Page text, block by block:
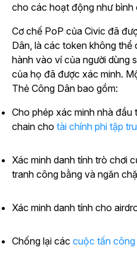
cho các hoạt động như bình
Cơ chế PoP của Civic đã
Dân, là các token không
hành vào ví của người dùng
của họ đã được xác minh.
Thẻ Công Dân bao gồm:
Cho phép xác minh nhà
chain cho tài chính phi tập
Xác minh danh tính trò chơi
tranh công bằng và ngăn
Xác minh danh tính cho
Chống lại các cuộc tấn công